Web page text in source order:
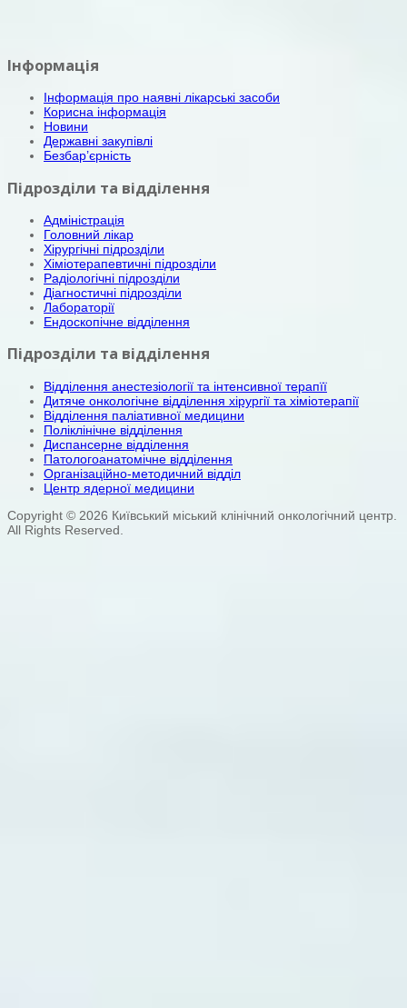
Інформація
Інформація про наявні лікарські засоби
Корисна інформація
Новини
Державні закупівлі
Безбар’єрність
Підрозділи та відділення
Адміністрація
Головний лікар
Хірургічні підрозділи
Хіміотерапевтичні підрозділи
Радіологічні підрозділи
Діагностичні підрозділи
Лабораторії
Ендоскопічне відділення
Підрозділи та відділення
Відділення анестезіології та інтенсивної терапїї
Дитяче онкологічне відділення хірургії та хіміотерапії
Відділення паліативної медицини
Поліклінічне відділення
Диспансерне відділення
Патологоанатомічне відділення
Організаційно-методичний відділ
Центр ядерної медицини
Copyright © 2026 Київський міський клінічний онкологічний центр.
All Rights Reserved.